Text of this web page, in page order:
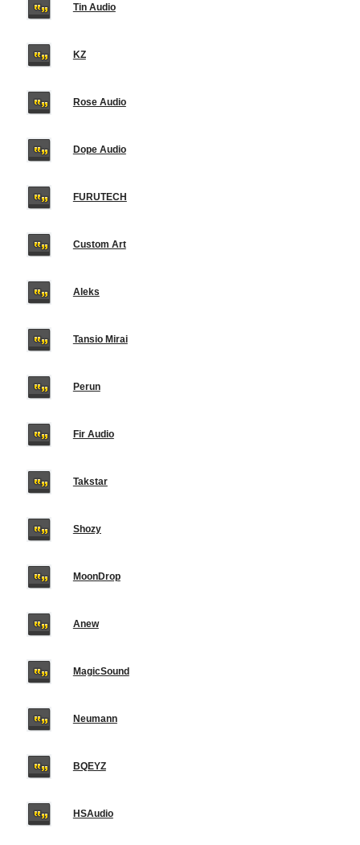
Tin Audio
KZ
Rose Audio
Dope Audio
FURUTECH
Custom Art
Aleks
Tansio Mirai
Perun
Fir Audio
Takstar
Shozy
MoonDrop
Anew
MagicSound
Neumann
BQEYZ
HSAudio